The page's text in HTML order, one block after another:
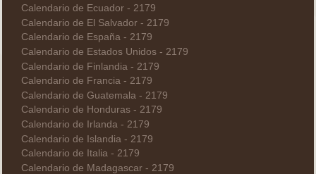
Calendario de Ecuador - 2179
Calendario de El Salvador - 2179
Calendario de España - 2179
Calendario de Estados Unidos - 2179
Calendario de Finlandia - 2179
Calendario de Francia - 2179
Calendario de Guatemala - 2179
Calendario de Honduras - 2179
Calendario de Irlanda - 2179
Calendario de Islandia - 2179
Calendario de Italia - 2179
Calendario de Madagascar - 2179